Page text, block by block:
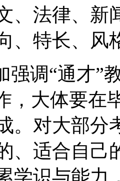
、法律、新
、特长、风
强调“通才”
，大体要在
。对大部分
、适合自己
学识与能力